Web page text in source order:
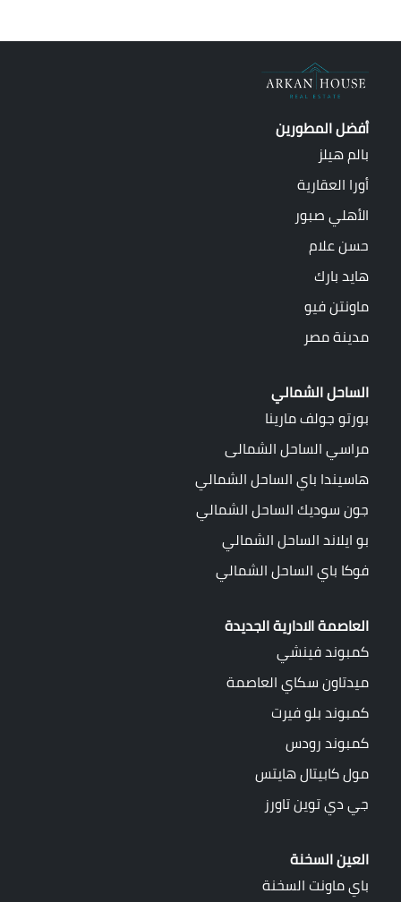
أفضل المطورين
بالم هيلز
أورا العقارية
الأهلي صبور
حسن علام
هايد بارك
ماونتن فيو
مدينة مصر
الساحل الشمالي
بورتو جولف مارينا
مراسي الساحل الشمالى
هاسيندا باي الساحل الشمالي
جون سوديك الساحل الشمالي
بو ايلاند الساحل الشمالي
فوكا باي الساحل الشمالي
العاصمة الادارية الجديدة
كمبوند فينشي
ميدتاون سكاي العاصمة
كمبوند بلو فيرت
كمبوند رودس
مول كابيتال هايتس
جي دي توين تاورز
العين السخنة
باي ماونت السخنة